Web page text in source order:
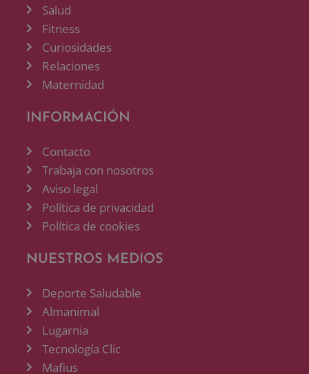
Salud
Fitness
Curiosidades
Relaciones
Maternidad
INFORMACIÓN
Contacto
Trabaja con nosotros
Aviso legal
Política de privacidad
Política de cookies
NUESTROS MEDIOS
Deporte Saludable
Almanimal
Lugarnia
Tecnología Clic
Mafius